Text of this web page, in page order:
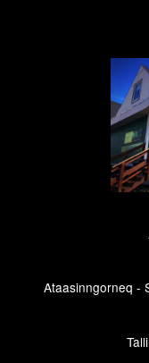
Ataasinngorneq -